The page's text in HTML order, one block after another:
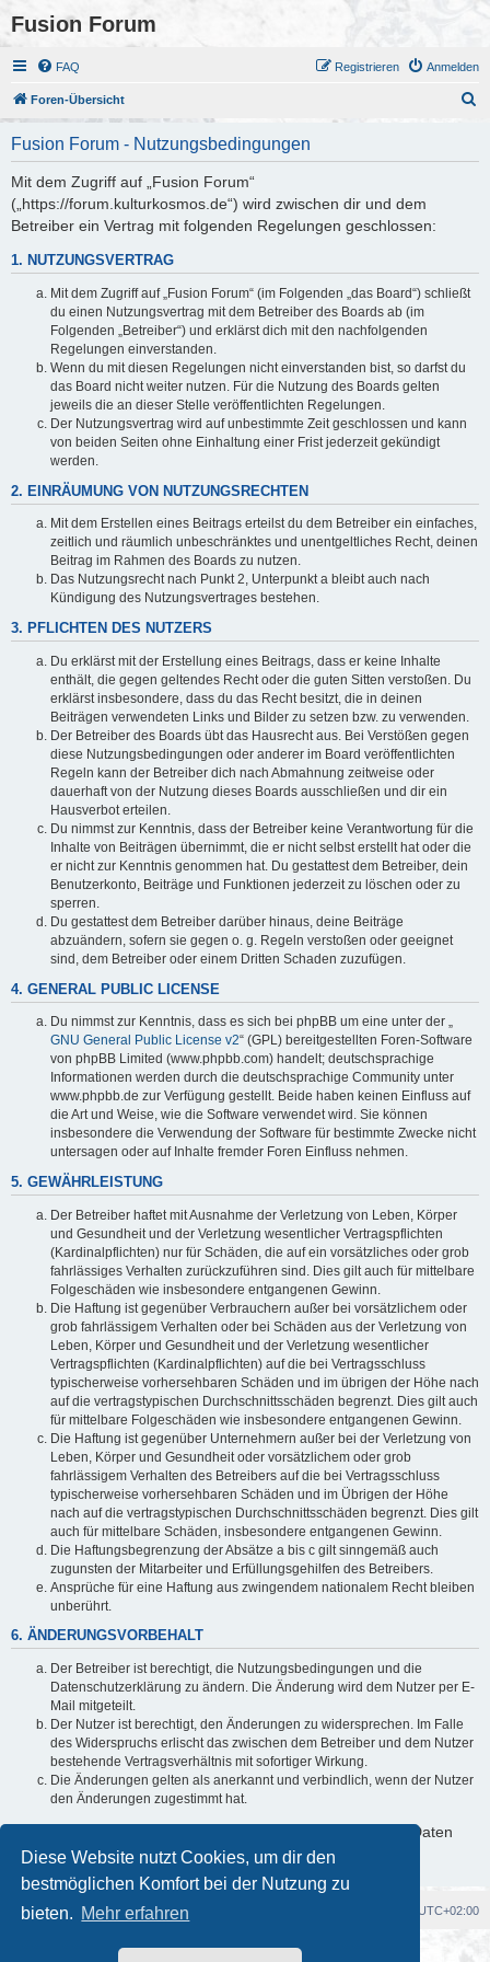
Diese Website nutzt Cookies, um dir den
bestmöglichen Komfort bei der Nutzung zu
bieten. Mehr erfahren
Fusion Forum
FAQ Anmelden
Registrieren
Foren-Übersicht
Fusion Forum - Nutzungsbedingungen
Mit dem Zugriff auf „Fusion Forum“
(„https://forum.kulturkosmos.de“) wird zwischen dir und dem
Betreiber ein Vertrag mit folgenden Regelungen geschlossen:
1. NUTZUNGSVERTRAG
Mit dem Zugriff auf „Fusion Forum“ (im Folgenden „das Board“) schließt
du einen Nutzungsvertrag mit dem Betreiber des Boards ab (im
Folgenden „Betreiber“) und erklärst dich mit den nachfolgenden
Regelungen einverstanden.
Wenn du mit diesen Regelungen nicht einverstanden bist, so darfst du
das Board nicht weiter nutzen. Für die Nutzung des Boards gelten
jeweils die an dieser Stelle veröffentlichten Regelungen.
Der Nutzungsvertrag wird auf unbestimmte Zeit geschlossen und kann
von beiden Seiten ohne Einhaltung einer Frist jederzeit gekündigt
werden.
2. EINRÄUMUNG VON NUTZUNGSRECHTEN
Mit dem Erstellen eines Beitrags erteilst du dem Betreiber ein einfaches,
zeitlich und räumlich unbeschränktes und unentgeltliches Recht, deinen
Beitrag im Rahmen des Boards zu nutzen.
Das Nutzungsrecht nach Punkt 2, Unterpunkt a bleibt auch nach
Kündigung des Nutzungsvertrages bestehen.
3. PFLICHTEN DES NUTZERS
Du erklärst mit der Erstellung eines Beitrags, dass er keine Inhalte
enthält, die gegen geltendes Recht oder die guten Sitten verstoßen. Du
erklärst insbesondere, dass du das Recht besitzt, die in deinen
Beiträgen verwendeten Links und Bilder zu setzen bzw. zu verwenden.
Der Betreiber des Boards übt das Hausrecht aus. Bei Verstößen gegen
diese Nutzungsbedingungen oder anderer im Board veröffentlichten
Regeln kann der Betreiber dich nach Abmahnung zeitweise oder
dauerhaft von der Nutzung dieses Boards ausschließen und dir ein
Hausverbot erteilen.
Du nimmst zur Kenntnis, dass der Betreiber keine Verantwortung für die
Inhalte von Beiträgen übernimmt, die er nicht selbst erstellt hat oder die
er nicht zur Kenntnis genommen hat. Du gestattest dem Betreiber, dein
Benutzerkonto, Beiträge und Funktionen jederzeit zu löschen oder zu
sperren.
Du gestattest dem Betreiber darüber hinaus, deine Beiträge
abzuändern, sofern sie gegen o. g. Regeln verstoßen oder geeignet
sind, dem Betreiber oder einem Dritten Schaden zuzufügen.
4. GENERAL PUBLIC LICENSE
Du nimmst zur Kenntnis, dass es sich bei phpBB um eine unter der „
GNU General Public License v2“ (GPL) bereitgestellten Foren-Software
von phpBB Limited (www.phpbb.com) handelt; deutschsprachige
Informationen werden durch die deutschsprachige Community unter
www.phpbb.de zur Verfügung gestellt. Beide haben keinen Einfluss auf
die Art und Weise, wie die Software verwendet wird. Sie können
insbesondere die Verwendung der Software für bestimmte Zwecke nicht
untersagen oder auf Inhalte fremder Foren Einfluss nehmen.
5. GEWÄHRLEISTUNG
Der Betreiber haftet mit Ausnahme der Verletzung von Leben, Körper
und Gesundheit und der Verletzung wesentlicher Vertragspflichten
(Kardinalpflichten) nur für Schäden, die auf ein vorsätzliches oder grob
fahrlässiges Verhalten zurückzuführen sind. Dies gilt auch für mittelbare
Folgeschäden wie insbesondere entgangenen Gewinn.
Die Haftung ist gegenüber Verbrauchern außer bei vorsätzlichem oder
grob fahrlässigem Verhalten oder bei Schäden aus der Verletzung von
Leben, Körper und Gesundheit und der Verletzung wesentlicher
Vertragspflichten (Kardinalpflichten) auf die bei Vertragsschluss
typischerweise vorhersehbaren Schäden und im übrigen der Höhe nach
auf die vertragstypischen Durchschnittsschäden begrenzt. Dies gilt auch
für mittelbare Folgeschäden wie insbesondere entgangenen Gewinn.
Die Haftung ist gegenüber Unternehmern außer bei der Verletzung von
Leben, Körper und Gesundheit oder vorsätzlichem oder grob
fahrlässigem Verhalten des Betreibers auf die bei Vertragsschluss
typischerweise vorhersehbaren Schäden und im Übrigen der Höhe
nach auf die vertragstypischen Durchschnittsschäden begrenzt. Dies gilt
auch für mittelbare Schäden, insbesondere entgangenen Gewinn.
Die Haftungsbegrenzung der Absätze a bis c gilt sinngemäß auch
zugunsten der Mitarbeiter und Erfüllungsgehilfen des Betreibers.
Ansprüche für eine Haftung aus zwingendem nationalem Recht bleiben
unberührt.
6. ÄNDERUNGSVORBEHALT
Der Betreiber ist berechtigt, die Nutzungsbedingungen und die
Datenschutzerklärung zu ändern. Die Änderung wird dem Nutzer per E-
Mail mitgeteilt.
Der Nutzer ist berechtigt, den Änderungen zu widersprechen. Im Falle
des Widerspruchs erlischt das zwischen dem Betreiber und dem Nutzer
bestehende Vertragsverhältnis mit sofortiger Wirkung.
Die Änderungen gelten als anerkannt und verbindlich, wenn der Nutzer
den Änderungen zugestimmt hat.
Informationen über den Umgang mit deinen persönlichen Daten
sind in der Datenschutzerklärung enthalten.
Foren-Übersicht UTC+02:00
Powered byphpBB® Forum Software © phpBB Limited